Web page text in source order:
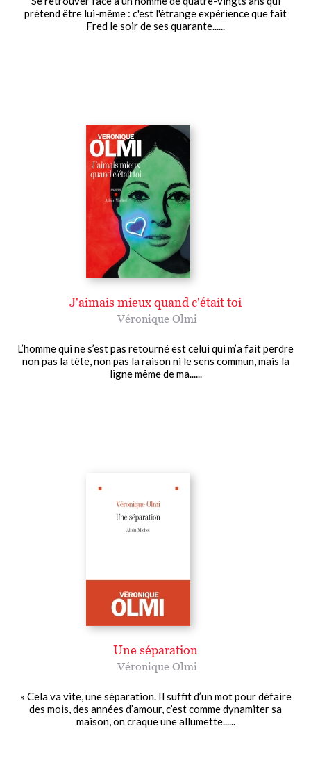
prétend être lui-même : c'est l'étrange expérience que fait
Fred le soir de ses quarante......
J'aimais mieux quand c'était toi
Véronique Olmi
L’homme qui ne s’est pas retourné est celui qui m’a fait perdre
non pas la tête, non pas la raison ni le sens commun, mais la
ligne même de ma......
Une séparation
Véronique Olmi
« Cela va vite, une séparation. Il suffit d’un mot pour défaire
des mois, des années d’amour, c’est comme dynamiter sa
maison, on craque une allumette......